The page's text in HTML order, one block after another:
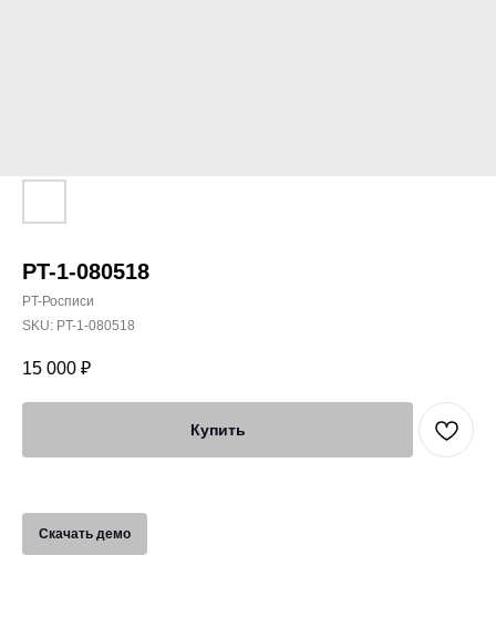
PT-1-080518
PT-Росписи
SKU: PT-1-080518
15 000 ₽
Купить
Скачать демо